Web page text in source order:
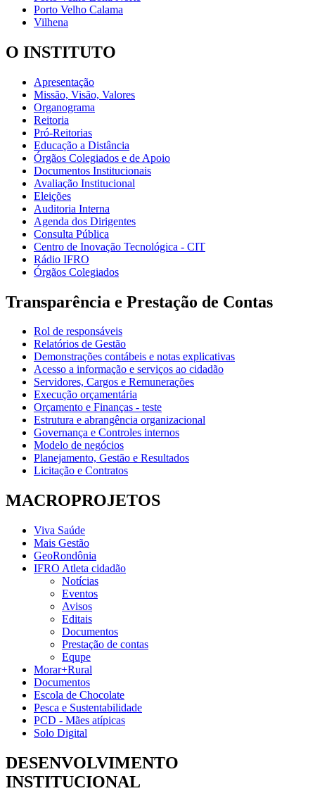
Porto Velho Calama
Vilhena
O INSTITUTO
Apresentação
Missão, Visão, Valores
Organograma
Reitoria
Pró-Reitorias
Educação a Distância
Órgãos Colegiados e de Apoio
Documentos Institucionais
Avaliação Institucional
Eleições
Auditoria Interna
Agenda dos Dirigentes
Consulta Pública
Centro de Inovação Tecnológica - CIT
Rádio IFRO
Órgãos Colegiados
Transparência e Prestação de Contas
Rol de responsáveis
Relatórios de Gestão
Demonstrações contábeis e notas explicativas
Acesso a informação e serviços ao cidadão
Servidores, Cargos e Remunerações
Execução orçamentária
Orçamento e Finanças - teste
Estrutura e abrangência organizacional
Governança e Controles internos
Modelo de negócios
Planejamento, Gestão e Resultados
Licitação e Contratos
MACROPROJETOS
Viva Saúde
Mais Gestão
GeoRondônia
IFRO Atleta cidadão
Notícias
Eventos
Avisos
Editais
Documentos
Prestação de contas
Equpe
Morar+Rural
Documentos
Escola de Chocolate
Pesca e Sustentabilidade
PCD - Mães atípicas
Solo Digital
DESENVOLVIMENTO
INSTITUCIONAL